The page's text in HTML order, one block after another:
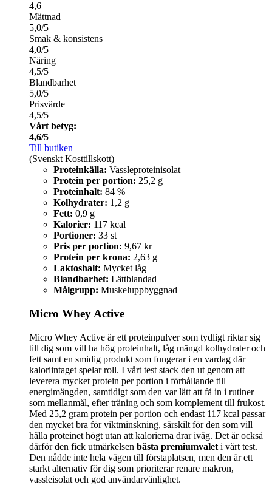
4,6
Mättnad
5,0/5
Smak & konsistens
4,0/5
Näring
4,5/5
Blandbarhet
5,0/5
Prisvärde
4,5/5
Vårt betyg:
4,6/5
Till butiken
(Svenskt Kosttillskott)
Proteinkälla: Vassleproteinisolat
Protein per portion: 25,2 g
Proteinhalt: 84 %
Kolhydrater: 1,2 g
Fett: 0,9 g
Kalorier: 117 kcal
Portioner: 33 st
Pris per portion: 9,67 kr
Protein per krona: 2,63 g
Laktoshalt: Mycket låg
Blandbarhet: Lättblandad
Målgrupp: Muskeluppbyggnad
Micro Whey Active
Micro Whey Active är ett proteinpulver som tydligt riktar sig
till dig som vill ha hög proteinhalt, låg mängd kolhydrater och
fett samt en smidig produkt som fungerar i en vardag där
kaloriintaget spelar roll. I vårt test stack den ut genom att
leverera mycket protein per portion i förhållande till
energimängden, samtidigt som den var lätt att få in i rutiner
som mellanmål, efter träning och som komplement till frukost.
Med 25,2 gram protein per portion och endast 117 kcal passar
den mycket bra för viktminskning, särskilt för den som vill
hålla proteinet högt utan att kalorierna drar iväg. Det är också
därför den fick utmärkelsen bästa premiumvalet i vårt test.
Den nådde inte hela vägen till förstaplatsen, men den är ett
starkt alternativ för dig som prioriterar renare makron,
vassleisolat och god användarvänlighet.